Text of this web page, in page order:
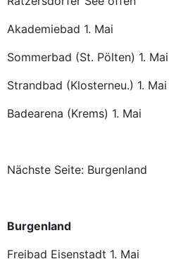
Akademiebad 1. Mai
Sommerbad (St. Pölten) 1. Mai
Strandbad (Klosterneu.) 1. Mai
Badearena (Krems) 1. Mai
Nächste Seite: Burgenland
Burgenland
Freibad Eisenstadt 1. Mai